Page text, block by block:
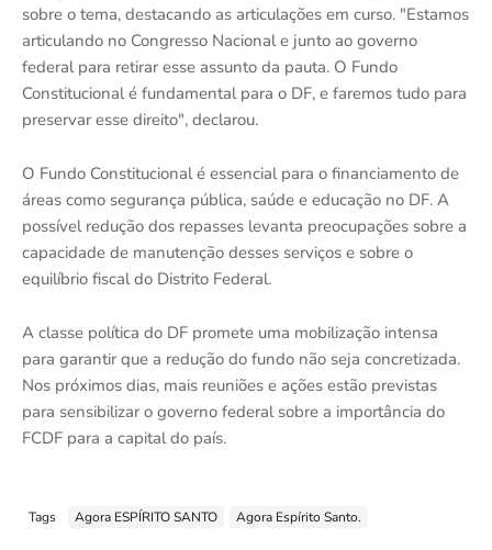
sobre o tema, destacando as articulações em curso. "Estamos
articulando no Congresso Nacional e junto ao governo
federal para retirar esse assunto da pauta. O Fundo
Constitucional é fundamental para o DF, e faremos tudo para
preservar esse direito", declarou.
O Fundo Constitucional é essencial para o financiamento de
áreas como segurança pública, saúde e educação no DF. A
possível redução dos repasses levanta preocupações sobre a
capacidade de manutenção desses serviços e sobre o
equilíbrio fiscal do Distrito Federal.
A classe política do DF promete uma mobilização intensa
para garantir que a redução do fundo não seja concretizada.
Nos próximos dias, mais reuniões e ações estão previstas
para sensibilizar o governo federal sobre a importância do
FCDF para a capital do país.
Tags Agora ESPÍRITO SANTO Agora Espírito Santo.